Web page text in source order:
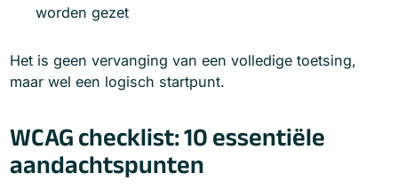
worden gezet
Het is geen vervanging van een volledige toetsing,
maar wel een logisch startpunt.
WCAG checklist: 10 essentiële
aandachtspunten